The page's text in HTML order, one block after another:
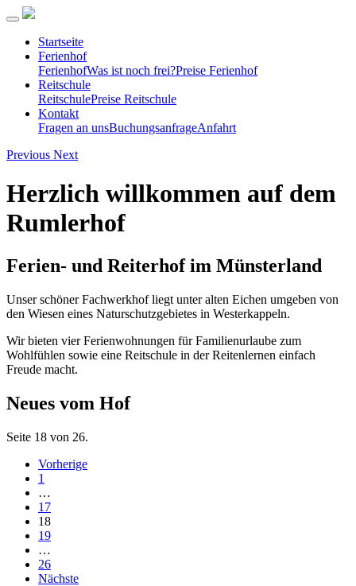
Startseite
Ferienhof
FerienhofWas ist noch frei?Preise Ferienhof
Reitschule
ReitschulePreise Reitschule
Kontakt
Fragen an unsBuchungsanfrageAnfahrt
Previous Next
Herzlich willkommen auf dem
Rumlerhof
Ferien- und Reiterhof im Münsterland
Unser schöner Fachwerkhof liegt unter alten Eichen umgeben von
den Wiesen eines Naturschutzgebietes in Westerkappeln.
Wir bieten vier Ferienwohnungen für Familienurlaube zum
Wohlfühlen sowie eine Reitschule in der Reitenlernen einfach
Freude macht.
Neues vom Hof
Seite 18 von 26.
Vorherige
1
…
17
18
19
…
26
Nächste